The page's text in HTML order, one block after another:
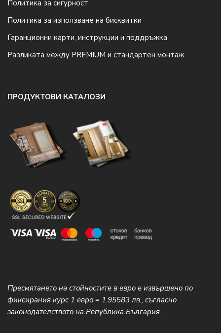
Политика за сигурност
Политика за използване на бисквитки
Гаранционни карти, инструкции и поддръжка
Разликата между PREMIUM и стандартен монтаж
ПРОДУКТОВИ КАТАЛОЗИ
Пресмятането на стойностите в евро е извършено по
фиксирания курс 1 евро = 1.95583 лв., съгласно
законодателството на Република България.